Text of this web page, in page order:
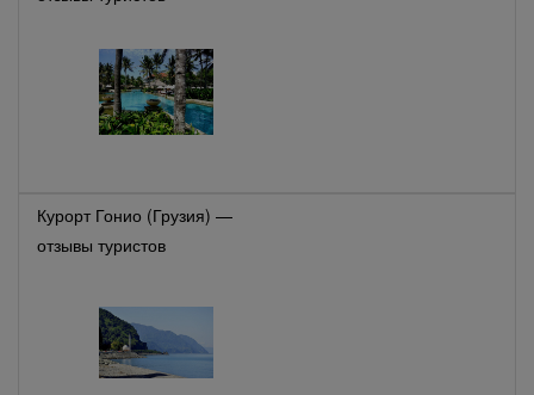
Курорт Гонио (Грузия) —
отзывы туристов